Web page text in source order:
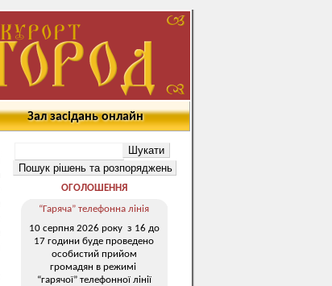
Зал засідань онлайн
ОГОЛОШЕННЯ
“Гаряча” телефонна лінія
10 серпня 2026 року з 16 до
17 години буде проведено
особистий прийом
громадян в режимі
“гарячої” телефонної лінії